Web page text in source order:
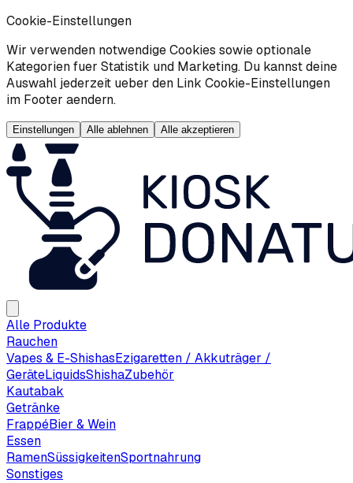
Cookie-Einstellungen
Wir verwenden notwendige Cookies sowie optionale
Kategorien fuer Statistik und Marketing. Du kannst deine
Auswahl jederzeit ueber den Link Cookie-Einstellungen
im Footer aendern.
Einstellungen Alle ablehnen Alle akzeptieren
Alle Produkte
Rauchen
Vapes & E-ShishasEzigaretten / Akkuträger /
GeräteLiquidsShishaZubehör
Kautabak
Getränke
FrappéBier & Wein
Essen
RamenSüssigkeitenSportnahrung
Sonstiges